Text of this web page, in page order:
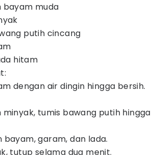
bayam muda
putih cincang
hitam
dengan air dingin hingga bersih.
minyak, tumis bawang putih hingga
bayam, garam, dan lada.
tutup selama dua menit.